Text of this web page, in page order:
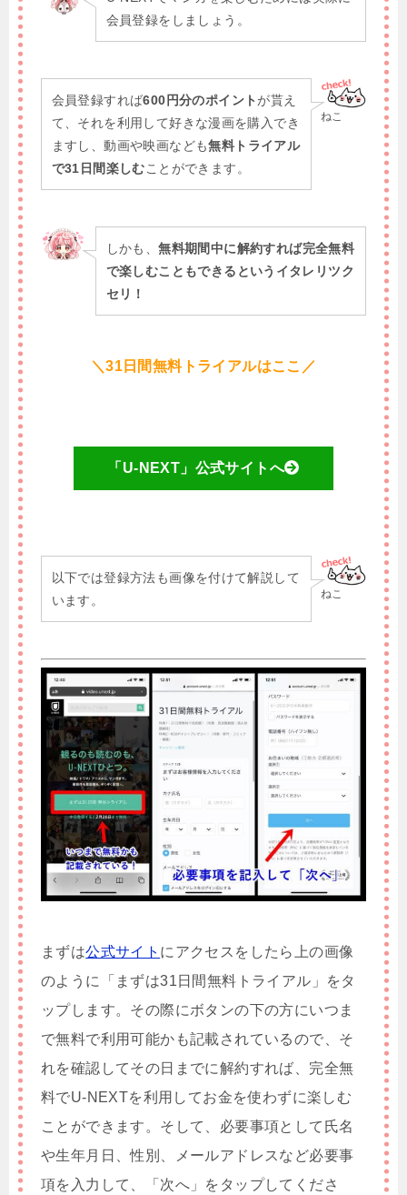
会員登録をしましょう。
ねこ
会員登録すれば600円分のポイント が貰え
て、それを利用して好きな漫画を購入でき
ますし、動画や映画なども無料トライアル
で31日間楽しむことができます。
しかも、無料期間中に解約すれば完全無料
で楽しむこともできるというイタレリツク
セリ！
＼31日間無料トライアルはここ／
「U-NEXT」公式サイトへ
ねこ
以下では登録方法も画像を付けて解説して
います。
まずは公式サイト にアクセスをしたら上の画像
のように「まずは31日間無料トライアル」をタ
ップします。その際にボタンの下の方にいつま
で無料で利用可能かも記載されているので、そ
れを確認してその日までに解約すれば、完全無
料でU-NEXTを利用してお金を使わずに楽しむ
ことができます。そして、必要事項として氏名
や生年月日、性別、メールアドレスなど必要事
項を入力して、「次へ」をタップしてくださ